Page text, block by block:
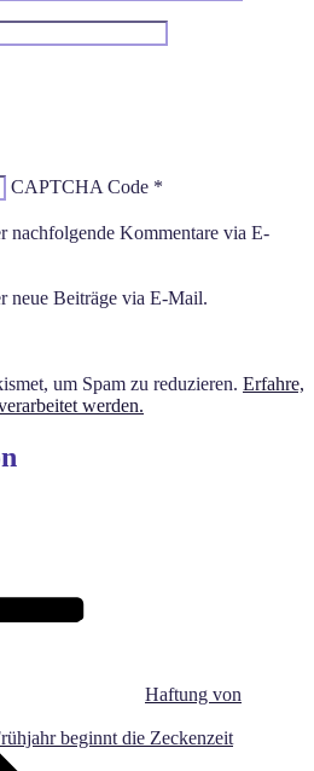
CAPTCHA Code *
nachfolgende Kommentare via E-
neue Beiträge via E-Mail.
um Spam zu reduzieren. Erfahre,
werden.
Haftung von
beginnt die Zeckenzeit